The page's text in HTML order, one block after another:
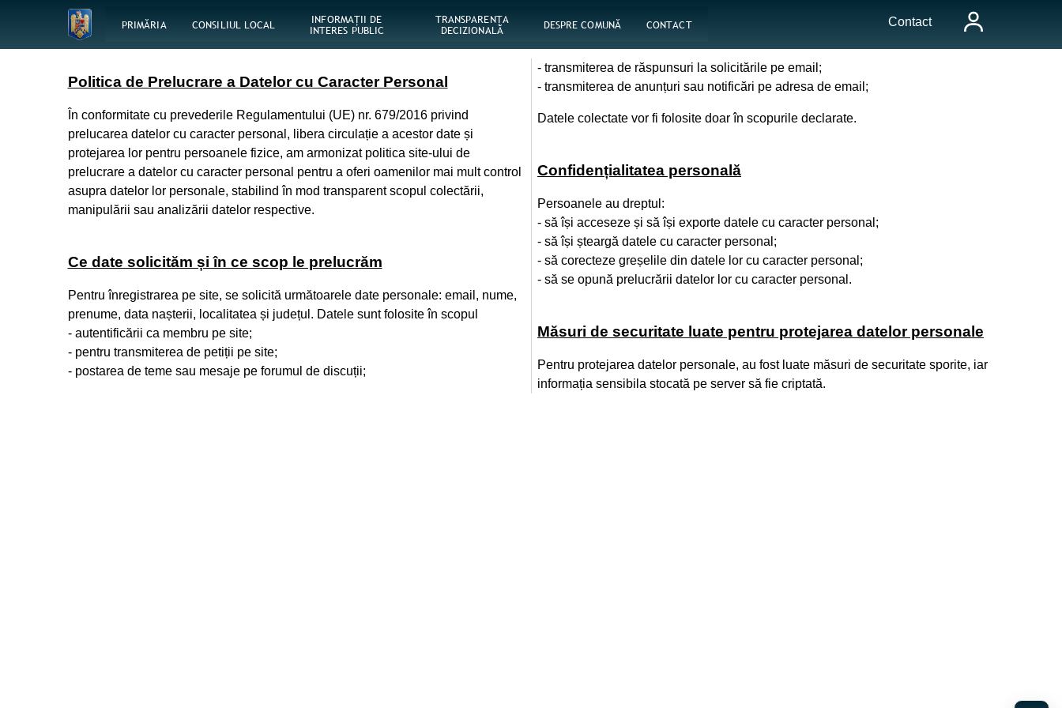
PRIMĂRIA CONSILIUL LOCAL INFORMAŢII DE
INTERES PUBLIC
TRANSPARENȚA
DECIZIONALĂ DESPRE COMUNĂ CONTACT Contact
Politica de Prelucrare a Datelor cu Caracter Personal
În conformitate cu prevederile Regulamentului (UE) nr. 679/2016 privind
prelucarea datelor cu caracter personal, libera circulație a acestor date și
protejarea lor pentru persoanele fizice, am armonizat politica site-ului de
prelucrare a datelor cu caracter personal pentru a oferi oamenilor mai mult control
asupra datelor lor personale, stabilind în mod transparent scopul colectării,
manipulării sau analizării datelor respective.
Ce date solicităm și în ce scop le prelucrăm
Pentru înregistrarea pe site, se solicită următoarele date personale: email, nume,
prenume, data nașterii, localitatea și județul. Datele sunt folosite în scopul
- autentificării ca membru pe site;
- pentru transmiterea de petiții pe site;
- postarea de teme sau mesaje pe forumul de discuții;
- transmiterea de răspunsuri la solicitările pe email;
- transmiterea de anunțuri sau notificări pe adresa de email;
Datele colectate vor fi folosite doar în scopurile declarate.
Confidențialitatea personală
Persoanele au dreptul:
- să își acceseze și să își exporte datele cu caracter personal;
- să își șteargă datele cu caracter personal;
- să corecteze greșelile din datele lor cu caracter personal;
- să se opună prelucrării datelor lor cu caracter personal.
Măsuri de securitate luate pentru protejarea datelor personale
Pentru protejarea datelor personale, au fost luate măsuri de securitate sporite, iar
informația sensibila stocată pe server să fie criptată.